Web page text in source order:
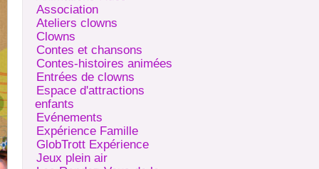
Association
Ateliers clowns
Clowns
Contes et chansons
Contes-histoires animées
Entrées de clowns
Espace d'attractions
enfants
Evénements
Expérience Famille
GlobTrott Expérience
Jeux plein air